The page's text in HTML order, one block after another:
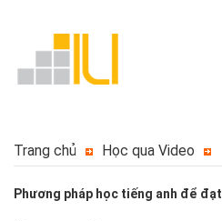
Trang chủ Học qua Video
Phương pháp học tiếng anh để